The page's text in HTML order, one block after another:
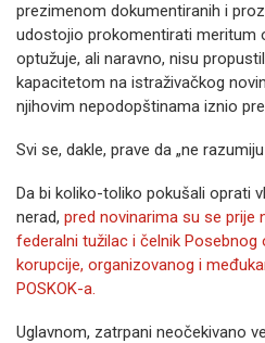
prezimenom dokumentiranih i
udostojio prokomentirati meritum
optužuje, ali naravno, nisu
kapacitetom na istraživačkog
njihovim nepodopštinama iznio
Svi se, dakle, prave da „ne
Da bi koliko-toliko pokušali oprati
nerad, pred novinarima su se prije
federalni tužilac i čelnik Posebnog
korupcije, organizovanog i
POSKOK-a.
Uglavnom, zatrpani neočekivano